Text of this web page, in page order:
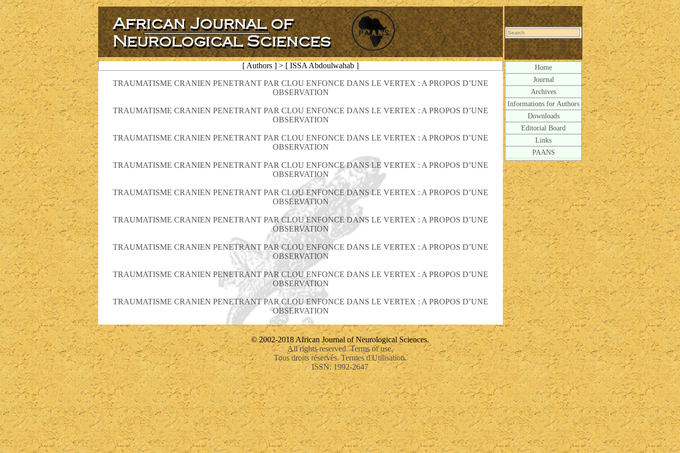
[ Authors ] > [ ISSA Abdoulwahab ]
TRAUMATISME CRANIEN PENETRANT PAR CLOU ENFONCE DANS LE VERTEX : A PROPOS D’UNE
OBSERVATION
TRAUMATISME CRANIEN PENETRANT PAR CLOU ENFONCE DANS LE VERTEX : A PROPOS D’UNE
OBSERVATION
TRAUMATISME CRANIEN PENETRANT PAR CLOU ENFONCE DANS LE VERTEX : A PROPOS D’UNE
OBSERVATION
TRAUMATISME CRANIEN PENETRANT PAR CLOU ENFONCE DANS LE VERTEX : A PROPOS D’UNE
OBSERVATION
TRAUMATISME CRANIEN PENETRANT PAR CLOU ENFONCE DANS LE VERTEX : A PROPOS D’UNE
OBSERVATION
TRAUMATISME CRANIEN PENETRANT PAR CLOU ENFONCE DANS LE VERTEX : A PROPOS D’UNE
OBSERVATION
TRAUMATISME CRANIEN PENETRANT PAR CLOU ENFONCE DANS LE VERTEX : A PROPOS D’UNE
OBSERVATION
TRAUMATISME CRANIEN PENETRANT PAR CLOU ENFONCE DANS LE VERTEX : A PROPOS D’UNE
OBSERVATION
TRAUMATISME CRANIEN PENETRANT PAR CLOU ENFONCE DANS LE VERTEX : A PROPOS D’UNE
OBSERVATION
Home
Journal
Archives
Informations for Authors
Downloads
Editorial Board
Links
PAANS
© 2002-2018 African Journal of Neurological Sciences.
All rights reserved. Terms of use.
Tous droits réservés. Termes d'Utilisation.
ISSN: 1992-2647